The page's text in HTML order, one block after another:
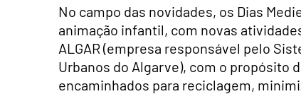
No campo das novidades, os Dias
animação infantil, com novas
ALGAR (empresa responsável pelo
Urbanos do Algarve), com o propósito
encaminhados para reciclagem,